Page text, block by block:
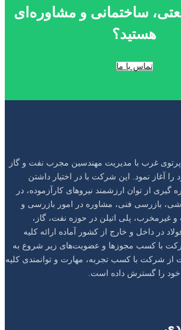
ساختمانی و مشاوره‌ای
هستید؟
تماس با ما
غرب با مدیریت مهندسین مجرب نفت و گاز
خود را آغاز نمود. این شرکت با در اختیار داشتن
گیری از توان ارزشمند نیروهای کار‌آزموده، در
بازرسی فنی، مشاوره در امور بازرسی و
غیر‌مخرب، پلی اتیلن در حوزه نفت، گاز،
در داخل و خارج از کشور آماده ارائه کلیه
با کسب مجوزها و عضویت‌های زیر شروع به
از شرکت با کسب تجربه، مهارت و توانمندی کلیه
خود را گسترش داده است.